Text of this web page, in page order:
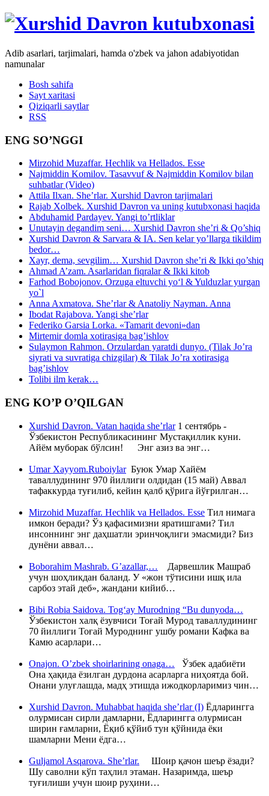
Adib asarlari, tarjimalari, hamda o'zbek va jahon adabiyotidan
namunalar
Bosh sahifa
Sayt xaritasi
Qiziqarli saytlar
RSS
ENG SO’NGGI
Mirzohid Muzaffar. Hechlik va Hellados. Esse
Najmiddin Komilov. Tasavvuf & Najmiddin Komilov bilan
suhbatlar (Video)
Attila Ilxan. She’rlar. Xurshid Davron tarjimalari
Rajab Xolbek. Xurshid Davron va uning kutubxonasi haqida
Abduhamid Pardayev. Yangi to’rtliklar
Unutayin degandim seni… Xurshid Davron she’ri & Qo’shiq
Xurshid Davron & Sarvara & IA. Sen kelar yo’llarga tikildim
bedor…
Xayr, dema, sevgilim… Xurshid Davron she’ri & Ikki qo’shiq
Ahmad A’zam. Asarlaridan fiqralar & Ikki kitob
Farhod Bobojonov. Orzuga eltuvchi yo‘l & Yulduzlar yurgan
yo`l
Anna Axmatova. She’rlar & Anatoliy Nayman. Anna
Ibodat Rajabova. Yangi she’rlar
Federiko Garsia Lorka. «Tamarit devoni»dan
Mirtemir domla xotirasiga bag’ishlov
Sulaymon Rahmon. Orzulardan yaratdi dunyo. (Tilak Jo’ra
siyrati va suvratiga chizgilar) & Tilak Jo’ra xotirasiga
bag’ishlov
Tolibi ilm kerak…
ENG KO’P O’QILGAN
Xurshid Davron. Vatan haqida she’rlar1 сентябрь -
Ўзбекистон Республикасининг Мустақиллик куни.
Айём муборак бўлсин! Энг азиз ва энг…
Umar Xayyom.RuboiylarБуюк Умар Хайём
таваллудининг 970 йиллиги олдидан (15 май) Аввал
тафаккурда туғилиб, кейин қалб қўрига йўғрилган…
Mirzohid Muzaffar. Hechlik va Hellados. Esse Тил нимага
имкон беради? Ўз қафасимизни яратишгами? Тил
инсоннинг энг даҳшатли эринчоқлиги эмасмиди? Биз
дунёни аввал…
Boborahim Mashrab. G’azallar,… Дарвешлик Машраб
учун шоҳликдан баланд. У «жон тўтисини ишқ ила
сарбоз этай деб», жандани кийиб…
Bibi Robia Saidova. Tog‘ay Murodning “Bu dunyoda…
Ўзбекистон халқ ёзувчиси Тоғай Мурод таваллудининг
70 йиллиги Тоғай Муроднинг ушбу романи Кафка ва
Камю асарлари…
Onajon. O’zbek shoirlarining onaga… Ўзбек адабиёти
Она ҳақида ёзилган дурдона асарларга ниҳоятда бой.
Онани улуғлашда, мадҳ этишда ижодкорларимиз чин…
Xurshid Davron. Muhabbat haqida she’rlar (I) Ёдларингга
олурмисан сирли дамларни, Ёдларингга олурмисан
ширин ғамларни, Ёқиб қўйиб тун қўйнида ёки
шамларни Мени ёдга…
Guljamol Asqarova. She’rlar. Шоир қачон шеър ёзади?
Шу саволни кўп таҳлил этаман. Назаримда, шеър
туғилиши учун шоир руҳини…